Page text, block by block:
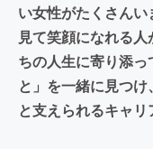
い女性がたくさん
見て笑顔になれる
ちの人生に寄り添
と」を一緒に見つ
と支えられるキャリ